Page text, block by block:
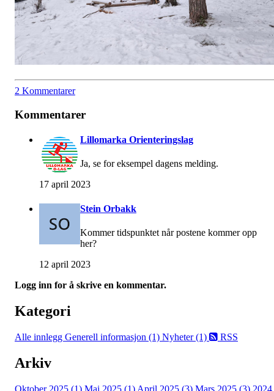
2 Kommentarer
Kommentarer
Lillomarka Orienteringslag
Ja, se for eksempel dagens melding.
17 april 2023
Stein Orbakk
Kommer tidspunktet når postene kommer opp
her?
12 april 2023
Logg inn for å skrive en kommentar.
Kategori
Alle innlegg Generell informasjon (1) Nyheter (1) RSS
Arkiv
Oktober 2025 (1) Mai 2025 (1) April 2025 (3) Mars 2025 (3) 2024